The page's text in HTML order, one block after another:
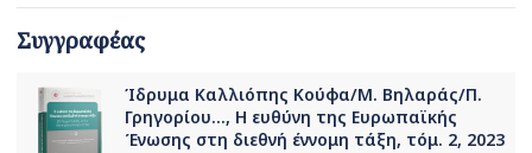
Συγγραφέας
Ίδρυμα Καλλιόπης Κούφα/Μ. Βηλαράς/Π.
Γρηγορίου..., H ευθύνη της Ευρωπαϊκής
Ένωσης στη διεθνή έννομη τάξη, τόμ. 2, 2023